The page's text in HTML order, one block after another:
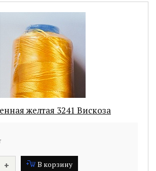
желтая 3241 Вискоза
+ В корзину